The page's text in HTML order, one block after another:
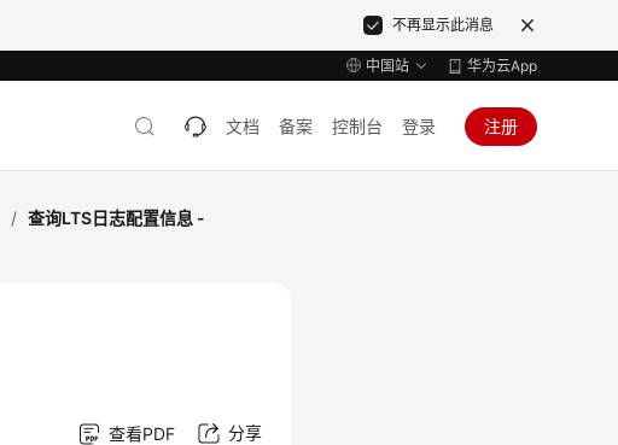
不再显示此消息
中国站 华为云App
文档 备案 控制台 登录 注册
/ 查询LTS日志配置信息 -
查看PDF 分享